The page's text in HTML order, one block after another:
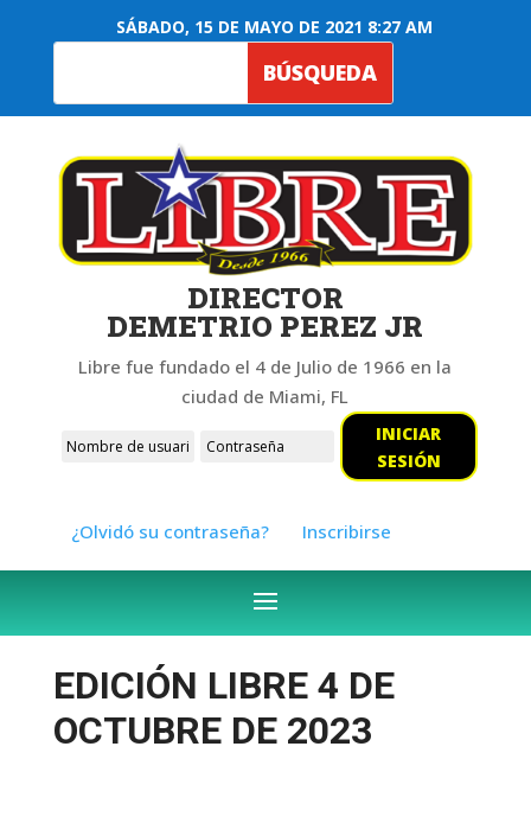
SÁBADO, 15 DE MAYO DE 2021 8:27 AM
DIRECTOR
DEMETRIO PEREZ JR
Libre fue fundado el 4 de Julio de 1966 en la
ciudad de Miami, FL
INICIAR
SESIÓN
¿Olvidó su contraseña? Inscribirse
EDICIÓN LIBRE 4 DE
OCTUBRE DE 2023